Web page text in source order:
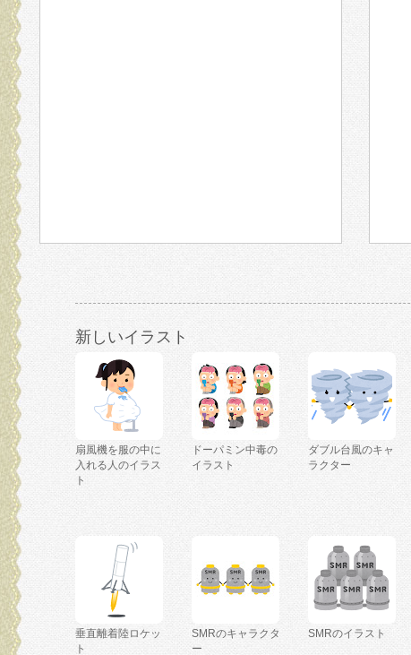
新しいイラスト
扇風機を服の中に
入れる人のイラス
ト
ドーパミン中毒の
イラスト
ダブル台風のキャ
ラクター
垂直離着陸ロケッ
ト
SMRのキャラクタ
ー
SMRのイラスト